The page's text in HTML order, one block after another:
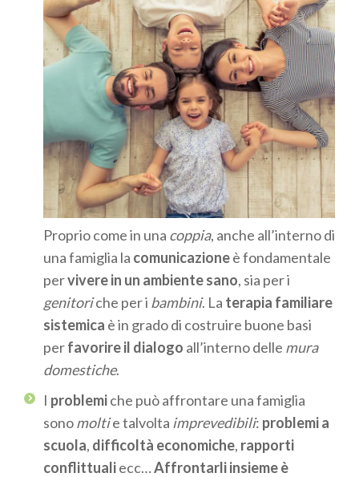
Proprio come in una coppia, anche all’interno di
una famiglia la comunicazioneè fondamentale
pervivere in un ambiente sano, sia per i
genitoriche per i bambini. La terapia familiare
sistemica è in grado di costruire buone basi
perfavorire il dialogo all’interno delle mura
domestiche.
I problemiche può affrontare una famiglia
sonomoltie talvolta imprevedibili: problemi a
scuola, difficoltà economiche, rapporti
conflittualiecc…Affrontarli insieme è